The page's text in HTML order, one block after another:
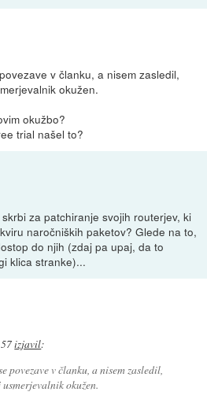
v članku, a nisem zasledil,
okužen.
okužbo?
trial našel to?
za patchiranje svojih routerjev, ki
naročniških paketov? Glede na to,
do njih (zdaj pa upaj, da to
klica stranke)...
izjavil:
povezave v članku, a nisem zasledil,
okužen.